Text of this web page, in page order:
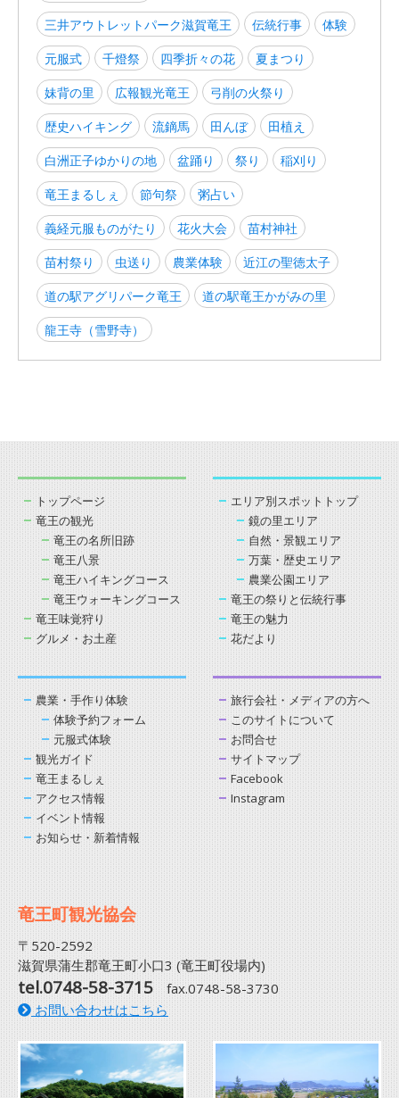
三井アウトレットパーク滋賀竜王
伝統行事
体験
元服式
千燈祭 四季折々の花
夏まつり
妹背の里
広報観光竜王
弓削の火祭り
歴史ハイキング
流鏑馬 田んぼ
田植え
白洲正子ゆかりの地
盆踊り 祭り
稲刈り
竜王まるしぇ
節句祭
粥占い
義経元服ものがたり
花火大会
苗村神社
苗村祭り
虫送り 農業体験
近江の聖徳太子
道の駅アグリパーク竜王
道の駅竜王かがみの里
龍王寺（雪野寺）
トップページ
竜王の観光
竜王の名所旧跡
竜王八景
竜王ハイキングコース
竜王ウォーキングコース
竜王味覚狩り
グルメ・お土産
エリア別スポットトップ
鏡の里エリア
自然・景観エリア
万葉・歴史エリア
農業公園エリア
竜王の祭りと伝統行事
竜王の魅力
花だより
農業・手作り体験
体験予約フォーム
元服式体験
観光ガイド
竜王まるしぇ
アクセス情報
イベント情報
お知らせ・新着情報
旅行会社・メディアの方へ
このサイトについて
お問合せ
サイトマップ
Facebook
Instagram
竜王町観光協会
〒520-2592
滋賀県蒲生郡竜王町小口3 (竜王町役場内)
tel.0748-58-3715 fax.0748-58-3730
お問い合わせはこちら